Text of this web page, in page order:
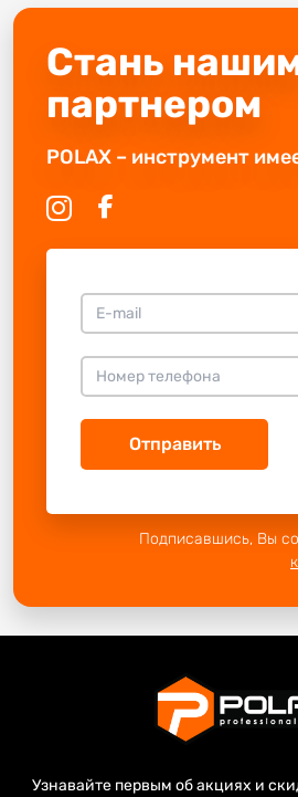
Стань
партнером
POLAX – инструмент
Отправить
Подписавшись, Вы
Узнавайте первым об акциях и